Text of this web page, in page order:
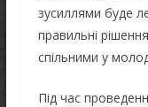
зусиллями буде
правильні
спільними у
Під час